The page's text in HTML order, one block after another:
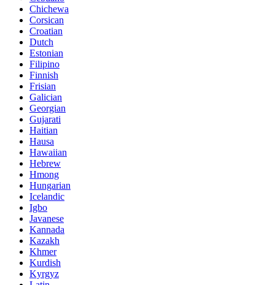
Chichewa
Corsican
Croatian
Dutch
Estonian
Filipino
Finnish
Frisian
Galician
Georgian
Gujarati
Haitian
Hausa
Hawaiian
Hebrew
Hmong
Hungarian
Icelandic
Igbo
Javanese
Kannada
Kazakh
Khmer
Kurdish
Kyrgyz